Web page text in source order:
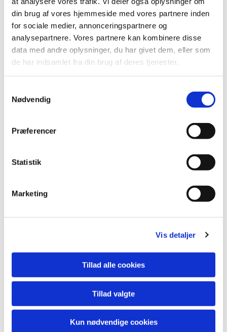
din brug af vores hjemmeside med vores partnere inden
for sociale medier, annonceringspartnere og
analysepartnere. Vores partnere kan kombinere disse
data med andre oplysninger, du har givet dem, eller som
de har indsamlet fra din brug af deres tjenester.
Nødvendig
Præferencer
Statistik
Marketing
Vis detaljer
Tillad alle cookies
Tillad valgte
Kun nødvendige cookies
Du vil måske også kunne